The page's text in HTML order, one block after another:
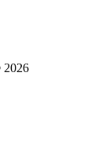
2026